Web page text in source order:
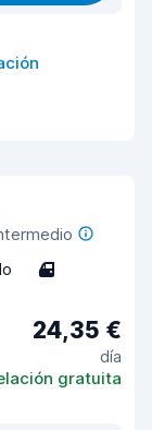
4
24,35 €
día
gratuita